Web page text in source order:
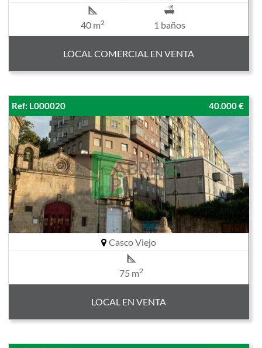
40 m2 1 baños
LOCAL COMERCIAL EN VENTA
Ref: L000020 40.000 €
Casco Viejo
75 m2
LOCAL EN VENTA